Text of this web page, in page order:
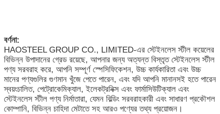
বর্ণনা:
HAOSTEEL GROUP CO., LIMITED-এর স্টেইনলেস স্টীল কয়েলের
বিভিন্ন উপাদানের গ্রেড রয়েছে, আপনার জন্য অত্যন্ত বিস্তৃত স্টেইনলেস স্টীল
পণ্য সরবরাহ করে, আপনি সম্পূর্ণ স্পেসিফিকেশন, উচ্চ কার্যকারিতা এবং উচ্চ
মানের পণ্যগুলির গুণমান খুঁজে পেতে পারেন, এবং যদি আপনি মানানসই হতে পারেন
স্বয়ংচালিত, পেট্রোকেমিক্যাল, ইলেকট্রনিক্স এবং ফার্মাসিউটিক্যাল এবং
স্টেইনলেস স্টীল পণ্য নির্মাতারা, যেমন বিল্ডিং সরবরাহকারী এবং সাধারণ প্রকৌশল
কোম্পানি, বিভিন্ন চাহিদা মেটাতে সহ আরও পণ্যের তথ্য প্রয়োজন।